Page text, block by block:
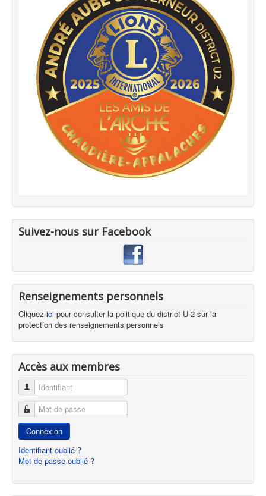
Suivez-nous sur Facebook
Renseignements personnels
Cliquez ici pour consulter la politique du district U-2 sur la
protection des renseignements personnels
Accès aux membres
Identifiant
Mot de passe
Connexion
Identifiant oublié ?
Mot de passe oublié ?